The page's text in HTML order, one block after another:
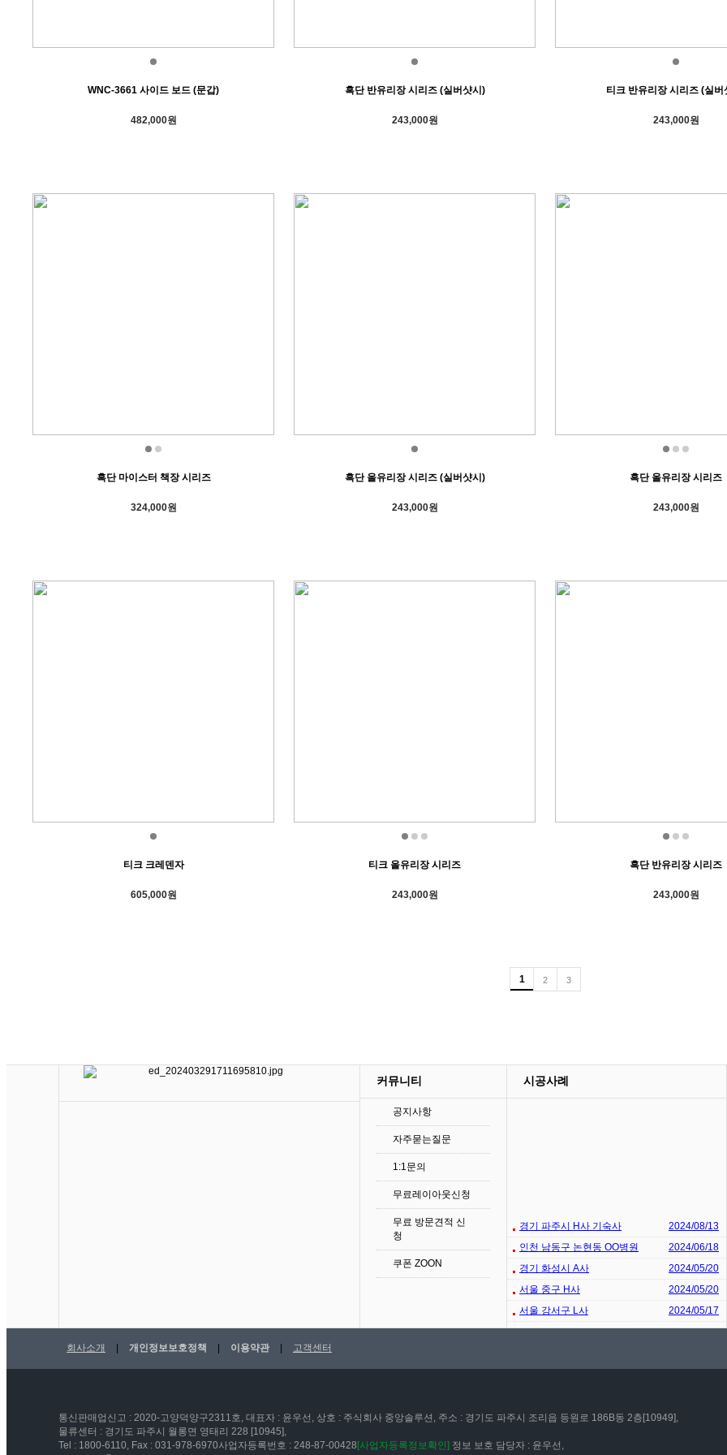
WNC-3661 사이드 보드 (문갑)
482,000원
흑단 반유리장 시리즈 (실버샷시)
243,000원
티크 반유리장 시리즈 (실버
243,000원
흑단 마이스터 책장 시리즈
324,000원
흑단 올유리장 시리즈 (실버샷시)
243,000원
흑단 올유리장 시리즈
243,000원
티크 크레덴자
605,000원
티크 올유리장 시리즈
243,000원
흑단 반유리장 시리즈
243,000원
1 2 3
커뮤니티
공지사항
자주묻는질문
1:1문의
무료레이아웃신청
무료 방문견적 신
청
쿠폰 ZOON
시공사례
경기 파주시 H사 기숙사
2024/08/13
인천 남동구 논현동 OO병원
2024/06/18
경기 화성시 A사
2024/05/20
서울 중구 H사
2024/05/20
서울 강서구 L사
2024/05/17
회사소개 개인정보보호정책 이용약관 고객센터
통신판매업신고 : 2020-고양덕양구2311호, 대표자 : 윤우선, 상호 : 주식회사 중앙솔루션, 주소 : 경기도 파주시 조리읍 등원로 186B동 2층[10949],
물류센터 : 경기도 파주시 월롱면 영태리 228 [10945],
Tel : 1800-6110, Fax : 031-978-6970사업자등록번호 : 248-87-00428 [사업자등록정보확인] 정보 보호 담당자 : 윤우선,